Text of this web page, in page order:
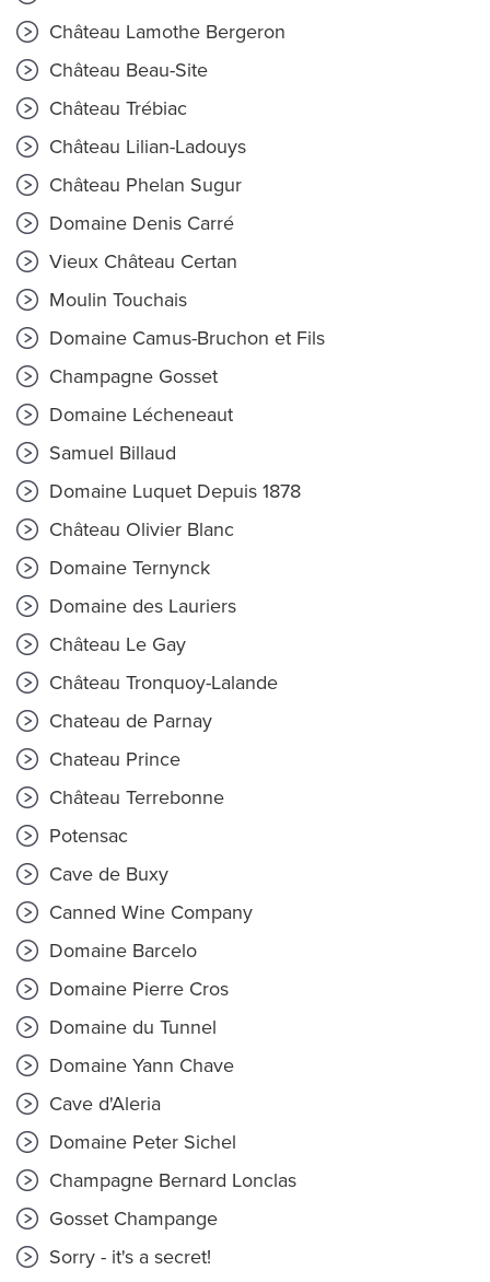
Château Lamothe Bergeron
Château Beau-Site
Château Trébiac
Château Lilian-Ladouys
Château Phelan Sugur
Domaine Denis Carré
Vieux Château Certan
Moulin Touchais
Domaine Camus-Bruchon et Fils
Champagne Gosset
Domaine Lécheneaut
Samuel Billaud
Domaine Luquet Depuis 1878
Château Olivier Blanc
Domaine Ternynck
Domaine des Lauriers
Château Le Gay
Château Tronquoy-Lalande
Chateau de Parnay
Chateau Prince
Château Terrebonne
Potensac
Cave de Buxy
Canned Wine Company
Domaine Barcelo
Domaine Pierre Cros
Domaine du Tunnel
Domaine Yann Chave
Cave d'Aleria
Domaine Peter Sichel
Champagne Bernard Lonclas
Gosset Champange
Sorry - it's a secret!